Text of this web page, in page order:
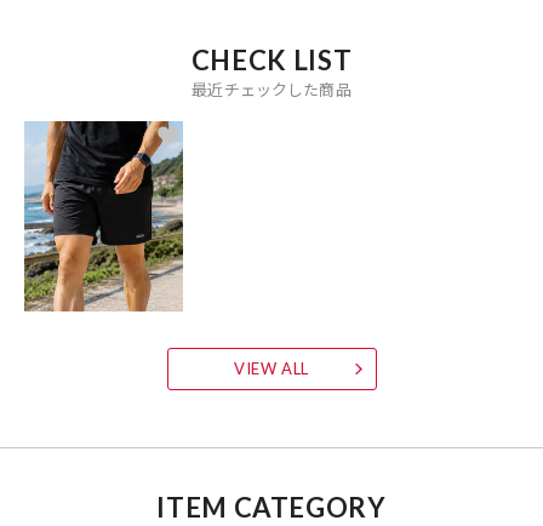
CHECK LIST
最近チェックした商品
VIEW ALL
ITEM CATEGORY